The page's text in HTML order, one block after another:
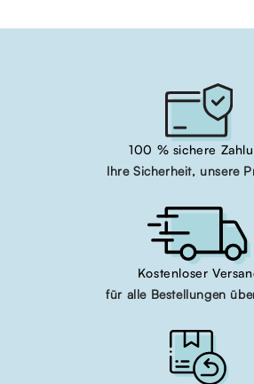
100 % sichere
Ihre Sicherheit, unsere
Kostenloser
für alle Bestellungen